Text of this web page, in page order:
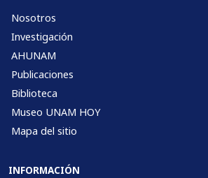
Nosotros
Investigación
AHUNAM
Publicaciones
Biblioteca
Museo UNAM HOY
Mapa del sitio
INFORMACIÓN